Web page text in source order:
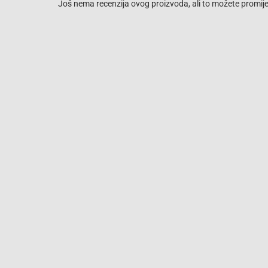
Još nema recenzija ovog proizvoda, ali to možete